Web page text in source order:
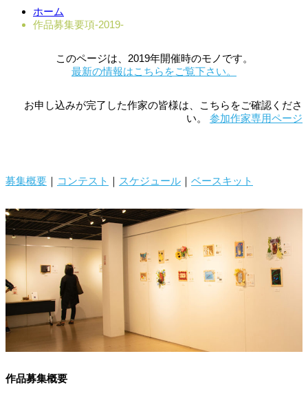
ホーム
作品募集要項-2019-
このページは、2019年開催時のモノです。
最新の情報はこちらをご覧下さい。
お申し込みが完了した作家の皆様は、こちらをご確認くださ
い。
参加作家専用ページ
募集概要 ｜ コンテスト ｜ スケジュール ｜ ベースキット
作品募集概要